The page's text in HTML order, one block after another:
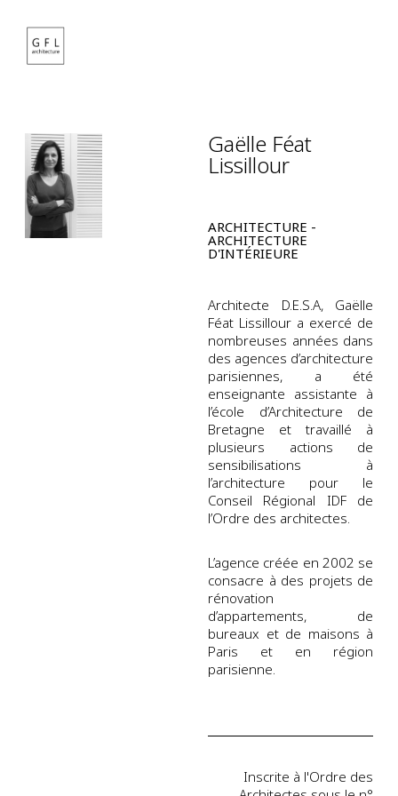
Gaëlle Féat
Lissillour
ARCHITECTURE -
ARCHITECTURE
D'INTÉRIEURE
Architecte D.E.S.A, Gaëlle
Féat Lissillour a exercé de
nombreuses années dans
des agences d’architecture
parisiennes, a été
enseignante assistante à
l’école d’Architecture de
Bretagne et travaillé à
plusieurs actions de
sensibilisations à
l’architecture pour le
Conseil Régional IDF de
l’Ordre des architectes.
L’agence créée en 2002 se
consacre à des projets de
rénovation
d’appartements, de
bureaux et de maisons à
Paris et en région
parisienne.
Inscrite à l'Ordre des